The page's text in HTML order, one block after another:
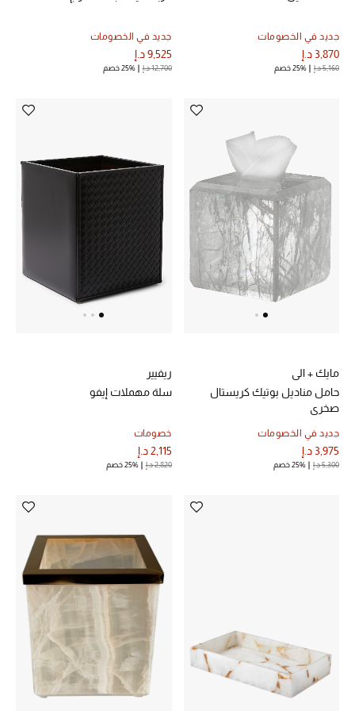
أبرز الحقائب
تسوقوا الحقائب
الأحذية
الموسم الجديد
أحذية النسائية
تشكيلة الأحذية
الأحذية الرجالية
تسوقوا الأحذية
الأكثر مبيعاً
جديد في الخصومات
3,870 د.إ
5,160 د.إ 25% خصم
جديد في الخصومات
9,525 د.إ
12,700 د.إ 25% خصم
مايك + الي
حامل مناديل بوتيك كريستال
صخري
جديد في الخصومات
3,975 د.إ
5,300 د.إ 25% خصم
ريفيير
سلة مهملات إيفو
خصومات
2,115 د.إ
2,820 د.إ 25% خصم